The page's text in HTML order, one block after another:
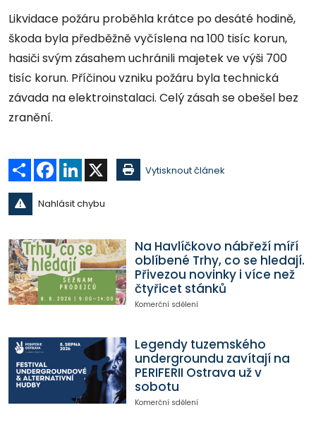
Likvidace požáru proběhla krátce po desáté hodině,
škoda byla předběžně vyčíslena na 100 tisíc korun,
hasiči svým zásahem uchránili majetek ve výši 700
tisíc korun. Příčinou vzniku požáru byla technická
závada na elektroinstalaci. Celý zásah se obešel bez
zranění.
Sdílet Facebook
LinkedIn Vytisknout článek
Nahlásit chybu
Na Havlíčkovo nábřeží míří
oblíbené Trhy, co se hledají.
Přivezou novinky i více než
čtyřicet stánků
Komerční sdělení
Legendy tuzemského
undergroundu zavítají na
PERIFERII Ostrava už v
sobotu
Komerční sdělení